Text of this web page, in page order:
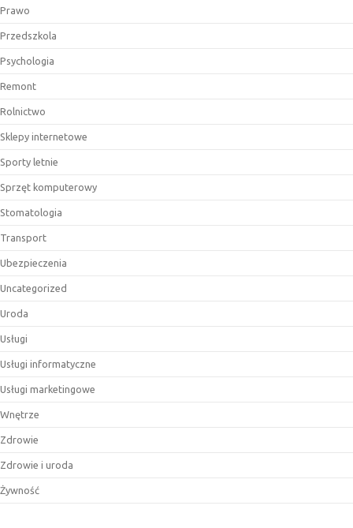
Prawo
Przedszkola
Psychologia
Remont
Rolnictwo
Sklepy internetowe
Sporty letnie
Sprzęt komputerowy
Stomatologia
Transport
Ubezpieczenia
Uncategorized
Uroda
Usługi
Usługi informatyczne
Usługi marketingowe
Wnętrze
Zdrowie
Zdrowie i uroda
Żywność